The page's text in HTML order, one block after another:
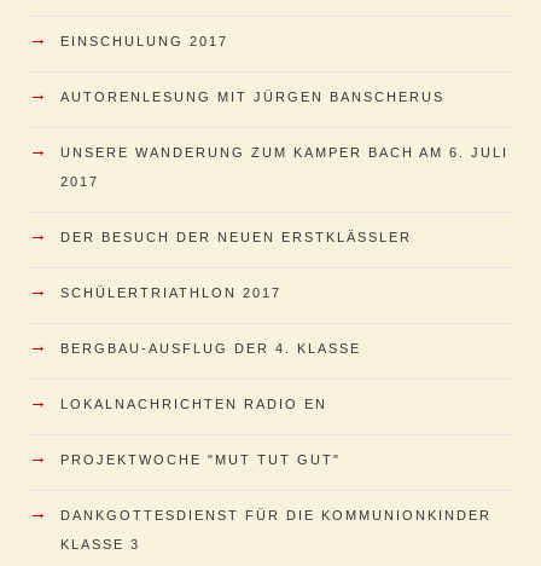
→ EINSCHULUNG 2017
→ AUTORENLESUNG MIT JÜRGEN BANSCHERUS
→
UNSERE WANDERUNG ZUM KAMPER BACH AM 6. JULI
2017
→ DER BESUCH DER NEUEN ERSTKLÄSSLER
→ SCHÜLERTRIATHLON 2017
→ BERGBAU-AUSFLUG DER 4. KLASSE
→ LOKALNACHRICHTEN RADIO EN
→ PROJEKTWOCHE "MUT TUT GUT"
→
DANKGOTTESDIENST FÜR DIE KOMMUNIONKINDER
KLASSE 3